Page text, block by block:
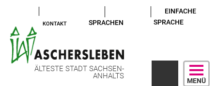
KONTAKT SPRACHEN
EINFACHE
SPRACHE
ÄLTESTE STADT SACHSEN-
ANHALTS
MENÜ